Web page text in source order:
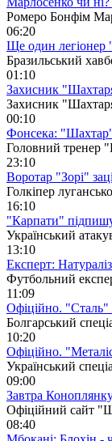
Ромеро Бонфім
06:20
Ще один легіонер
Бразильський
01:10
Захисник
Захисник
00:10
Фонсека: "Шахтар"
Головний тренер
23:10
Воротар "Зорі"
Голкіпер
16:10
"Карпати"
Український
13:10
Експерт:
Футбольний
11:09
Офіційно. "Сталь"
Болгарський
10:20
Офіційно.
Український
09:00
Завтра
Офіційний сайт
08:40